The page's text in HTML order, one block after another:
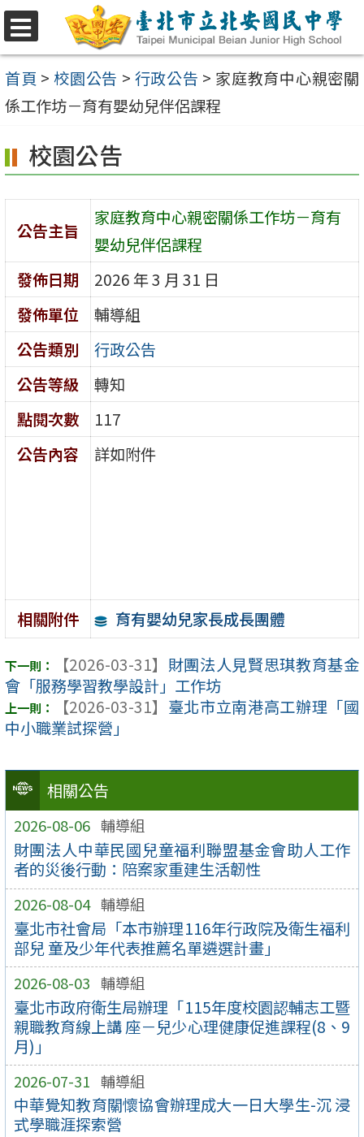
選
單
跳
至
主
要
容
區
首頁 > 校園公告 > 行政公告 > 家庭教育中心親密關
係工作坊－育有嬰幼兒伴侶課程
相關公告
2026-08-06 輔導組
財團法人中華民國兒童福利聯盟基金會助人⼯作
者的災後行動：陪案家重建生活韌性
2026-08-04 輔導組
臺北市社會局「本市辦理116年行政院及衛生福利
部兒 童及少年代表推薦名單遴選計畫」
2026-08-03 輔導組
臺北市政府衛生局辦理「115年度校園認輔志工暨
親職教育線上講 座－兒少心理健康促進課程(8、9
月)」
2026-07-31 輔導組
中華覺知教育關懷協會辦理成大一日大學生-沉 浸
式學職涯探索營
校園公告
公告主旨
家庭教育中心親密關係工作坊－育有
嬰幼兒伴侶課程
發佈日期
2026 年 3 月 31 日
發佈單位
輔導組
公告類別
行政公告
公告等級
轉知
點閱次數
117
公告內容
詳如附件
相關附件 育有嬰幼兒家長成長團體
【2026-03-31】 財團法人見賢思琪教育基金
會「服務學習教學設計」工作坊
【2026-03-31】 臺北市立南港高工辦理「國
中小職業試探營」